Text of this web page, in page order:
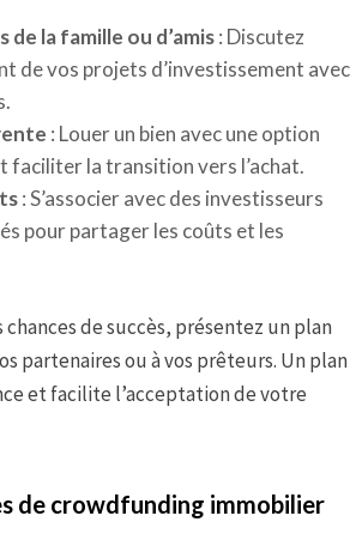
de la famille ou d’amis: Discutez
de vos projets d’investissement avec
: Louer un bien avec une option
faciliter la transition vers l’achat.
: S’associer avec des investisseurs
pour partager les coûts et les
chances de succès, présentez un plan
partenaires ou à vos prêteurs. Un plan
et facilite l’acceptation de votre
de crowdfunding immobilier